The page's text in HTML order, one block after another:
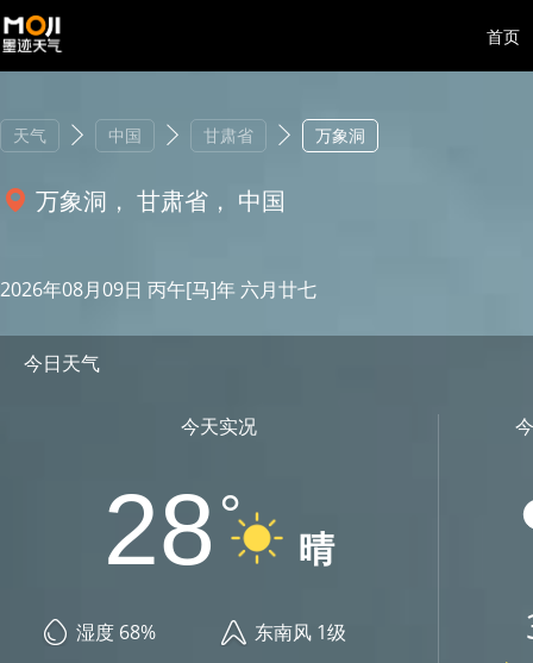
首页
天气 中国 甘肃省 万象洞
万象洞， 甘肃省， 中国
2026年08月09日 丙午[马]年 六月廿七
今日天气
今天实况
28 晴
湿度 68% 东南风 1级